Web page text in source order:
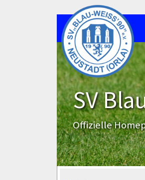
SV
Offizielle